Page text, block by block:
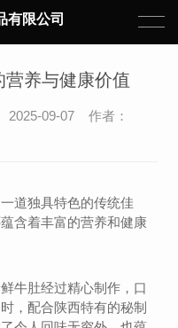
有限公司
养与健康价值
2025-09-07 作者：
道独具特色的传统佳
含着丰富的营养和健康
牛肚经过精心制作，口
，配合陕西特有的秘制